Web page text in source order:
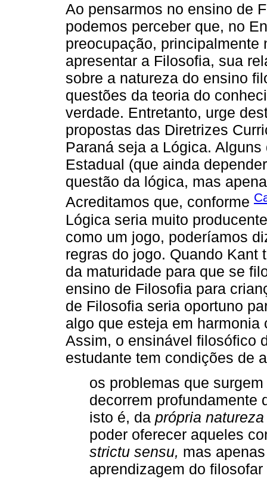
Ao pensarmos no ensino de
podemos perceber que, no
preocupação, principalmente
apresentar a Filosofia, sua
sobre a natureza do ensino
questões da teoria do
verdade. Entretanto, urge
propostas das Diretrizes
Paraná seja a Lógica.
Estadual (que ainda
questão da lógica, mas
Acreditamos que, conforme
Lógica seria muito
como um jogo, poderíamos
regras do jogo. Quando Kant
da maturidade para que se
ensino de Filosofia para
de Filosofia seria oportuno
algo que esteja em
Assim, o ensinável filosófico
estudante tem condições de
os problemas que
decorrem profundamente
isto é, da própria
poder oferecer aqueles
strictu sensu, mas
aprendizagem do filosofar